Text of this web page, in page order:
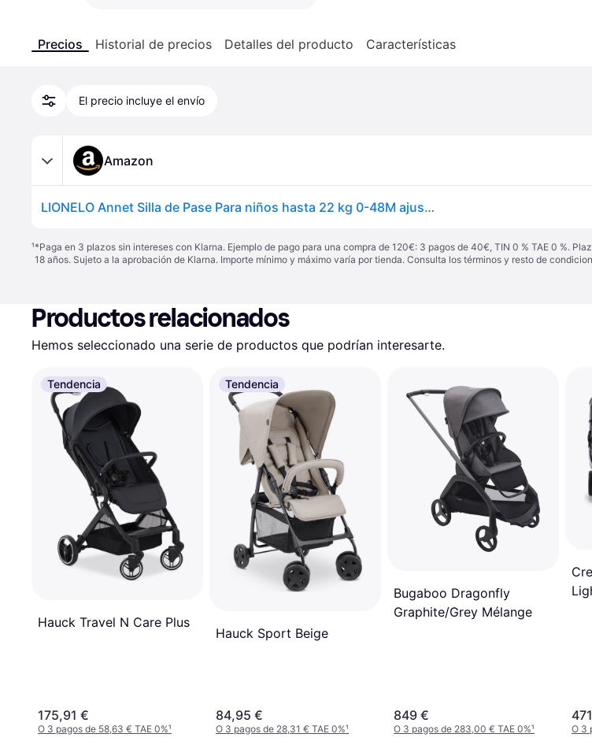
Precios Historial de precios Detalles del producto Características
El precio incluye el envío
Amazon
LIONELO Annet Silla de Pase Para niños hasta 22 kg 0-48M ajuste del respaldo hasta posición horizontal Capucha XXL Plegable fácil con ventana Mosquitera (Green)
¹*Paga en 3 plazos sin intereses con Klarna. Ejemplo de pago para una compra de 120€: 3 pagos de 40€, TIN 0 % TAE 0 %.
18 años. Sujeto a la aprobación de Klarna. Importe mínimo y máximo varía por tienda. Consulta los términos y resto de
Productos relacionados
Hemos seleccionado una serie de productos que podrían interesarte.
Tendencia
Hauck Travel N Care Plus
175,91 €
O 3 pagos de 58,63 € TAE 0%¹
Tendencia
Hauck Sport Beige
84,95 €
O 3 pagos de 28,31 € TAE 0%¹
Bugaboo Dragonfly
Graphite/Grey Mélange
849 €
O 3 pagos de 283,00 € TAE 0%¹ O 3